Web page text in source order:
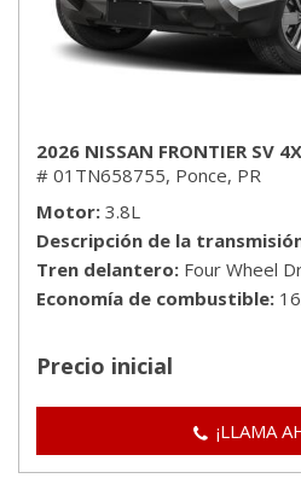
2026 NISSAN FRONTIER SV
# 01TN658755, Ponce, PR
Motor 3.8L
Descripción de la
Tren delantero Four Wheel
Economía de combustible
Precio inicial
¡LLAMA